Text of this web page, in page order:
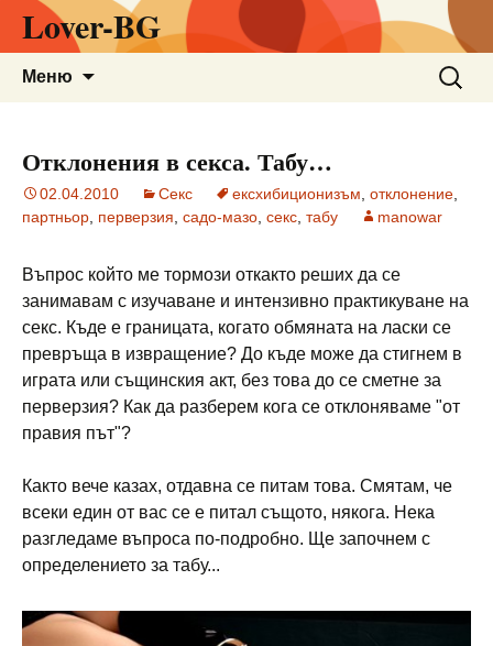
Lover-BG
Меню
за:
Отклонения в секса. Табу…
02.04.2010 Секс ексхибиционизъм отклонение
партньор перверзия садо-мазо секс табу manowar
Въпрос който ме тормози откакто реших да се
занимавам с изучаване и интензивно практикуване на
секс. Къде е границата, когато обмяната на ласки се
превръща в извращение? До къде може да стигнем в
играта или същинския акт, без това до се сметне за
перверзия? Как да разберем кога се отклоняваме "от
правия път"?
Както вече казах, отдавна се питам това. Смятам, че
всеки един от вас се е питал същото, някога. Нека
разгледаме въпроса по-подробно. Ще започнем с
определението за табу...